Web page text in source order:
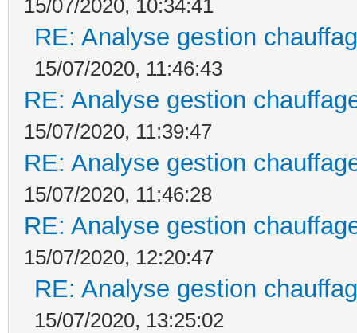
15/07/2020, 10:34:41
RE: Analyse gestion
15/07/2020, 11:46:43
RE: Analyse gestion
15/07/2020, 11:39:47
RE: Analyse gestion
15/07/2020, 11:46:28
RE: Analyse gestion
15/07/2020, 12:20:47
RE: Analyse gestion
15/07/2020, 13:25:02